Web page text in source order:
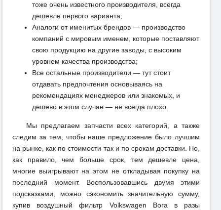
тоже очень известного производителя, всегда
дешевле первого варианта;
Аналоги от именитых брендов — производство
компаний с мировым именем, которые поставляют
свою продукцию на другие заводы, с высоким
уровнем качества производства;
Все остальные производители — тут стоит
отдавать предпочтения основываясь на
рекомендациях менеджеров или знакомых, и
дешево в этом случае — не всегда плохо.
Мы предлагаем запчасти всех категорий, а также
следим за тем, чтобы наше предложение было лучшим
на рынке, как по стоимости так и по срокам доставки. Но,
как правило, чем больше срок, тем дешевле цена,
многие выигрывают на этом не откладывая покупку на
последний момент. Воспользовавшись двумя этими
подсказками, можно сэкономить значительную сумму,
купив воздушный фильтр Volkswagen Bora в разы